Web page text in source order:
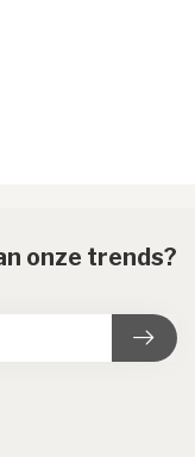
onze trends?